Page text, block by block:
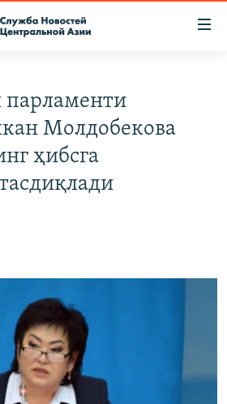
парламенти
Молдобекова
ҳибсга